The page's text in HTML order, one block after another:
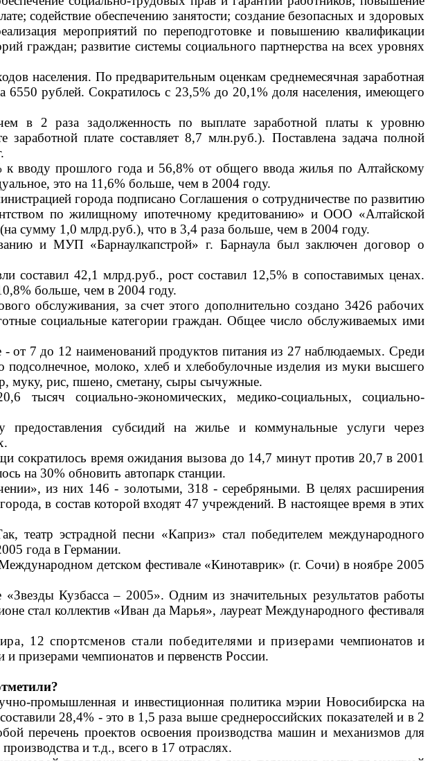
содействие обеспечению занятости; создание безопасных и здоровых
мероприятий по переподготовке и повышению квалификации
граждан; развитие системы социального партнерства на всех уровнях
населения. По предварительным оценкам среднемесячная заработная
рублей. Сократилось с 23,5% до 20,1% доля населения, имеющего
в 2 раза задолженность по выплате заработной платы к уровню
плате составляет 8,7 млн.руб.). Поставлена задача полной
вводу прошлого года и 56,8% от общего ввода жилья по Алтайскому
это на 11,6% больше, чем в 2004 году.
города подписано Соглашения о сотрудничестве по развитию
по жилищному ипотечному кредитованию» и ООО «Алтайской
сумму 1,0 млрд.руб.), что в 3,4 раза больше, чем в 2004 году.
и МУП «Барнаулкапстрой» г. Барнаула был заключен договор о
составил 42,1 млрд.руб., рост составил 12,5% в сопоставимых ценах.
больше, чем в 2004 году.
обслуживания, за счет этого дополнительно создано 3426 рабочих
социальные категории граждан. Общее число обслуживаемых ими
от 7 до 12 наименований продуктов питания из 27 наблюдаемых. Среди
подсолнечное, молоко, хлеб и хлебобулочные изделия из муки высшего
муку, рис, пшено, сметану, сыры сычужные.
социально-экономических, медико-социальных, социально-
субсидий на жилье и коммунальные услуги через
сократилось время ожидания вызова до 14,7 минут против 20,7 в 2001
на 30% обновить автопарк станции.
из них 146 - золотыми, 318 - серебряными. В целях расширения
в состав которой входят 47 учреждений. В настоящее время в этих
театр эстрадной песни «Каприз» стал победителем международного
года в Германии.
детском фестивале «Кинотаврик» (г. Сочи) в ноябре 2005
Кузбасса – 2005». Одним из значительных результатов работы
стал коллектив «Иван да Марья», лауреат Международного фестиваля
12 спортсменов стали победителями и призерами чемпионатов и
и призерами чемпионатов и первенств России.
промышленная и инвестиционная политика мэрии Новосибирска на
28,4% - это в 1,5 раза выше среднероссийских показателей и в 2
перечень проектов освоения производства машин и механизмов для
и т.д., всего в 17 отраслях.